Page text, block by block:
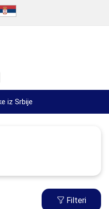
iz Srbije
Filteri